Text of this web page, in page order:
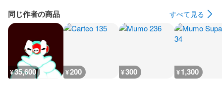
同じ作者の商品 すべて見る
¥35,600 ¥200 ¥300 ¥1,300